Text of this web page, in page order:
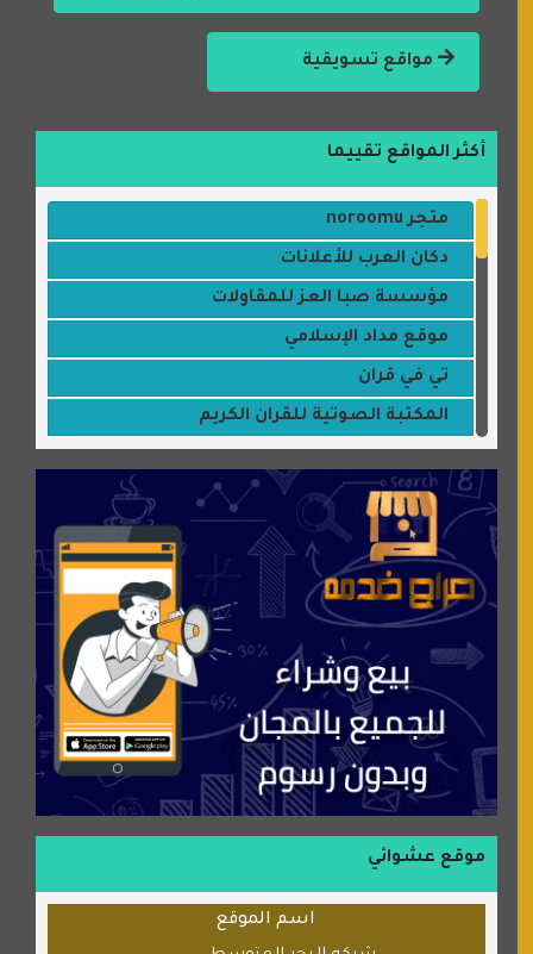
مواقع تسويقية
أكثر المواقع تقييما
متجر noroomu
دكان العرب للأعلانات
مؤسسة صبا العز للمقاولات
موقع مداد الإسلامي
تي في قران
المكتبة الصوتية للقران الكريم
جميلتي حواء
موقع سيارات عربية
عالم كوكي
سورة قران
شركة إعمار الرياض للخدمات المنزلية
شبكة رأيي
موسوعة نور الرحمن
منتدى جيوش الهكرز
بلو باص
موقع حراج خدمة
الطبي
قراننا
موقع عشوائي
اسم الموقع